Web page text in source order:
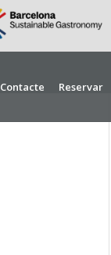
Contacte Reservar